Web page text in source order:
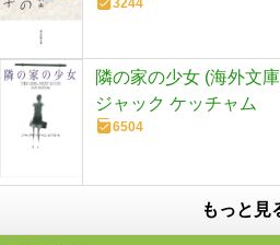
3244
隣の家の少女 (海外文
ジャック ケッチャム
6504
もっと見